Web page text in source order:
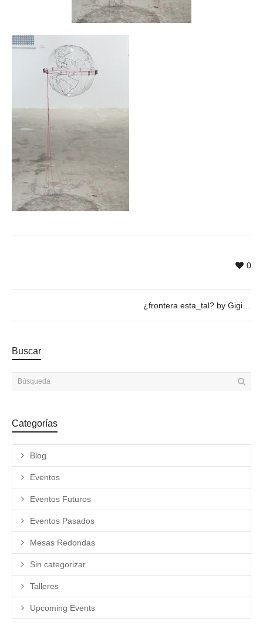
0
Buscar
Categorías
Blog
Eventos
Eventos Futuros
Eventos Pasados
Mesas Redondas
Sin categorizar
Talleres
Upcoming Events